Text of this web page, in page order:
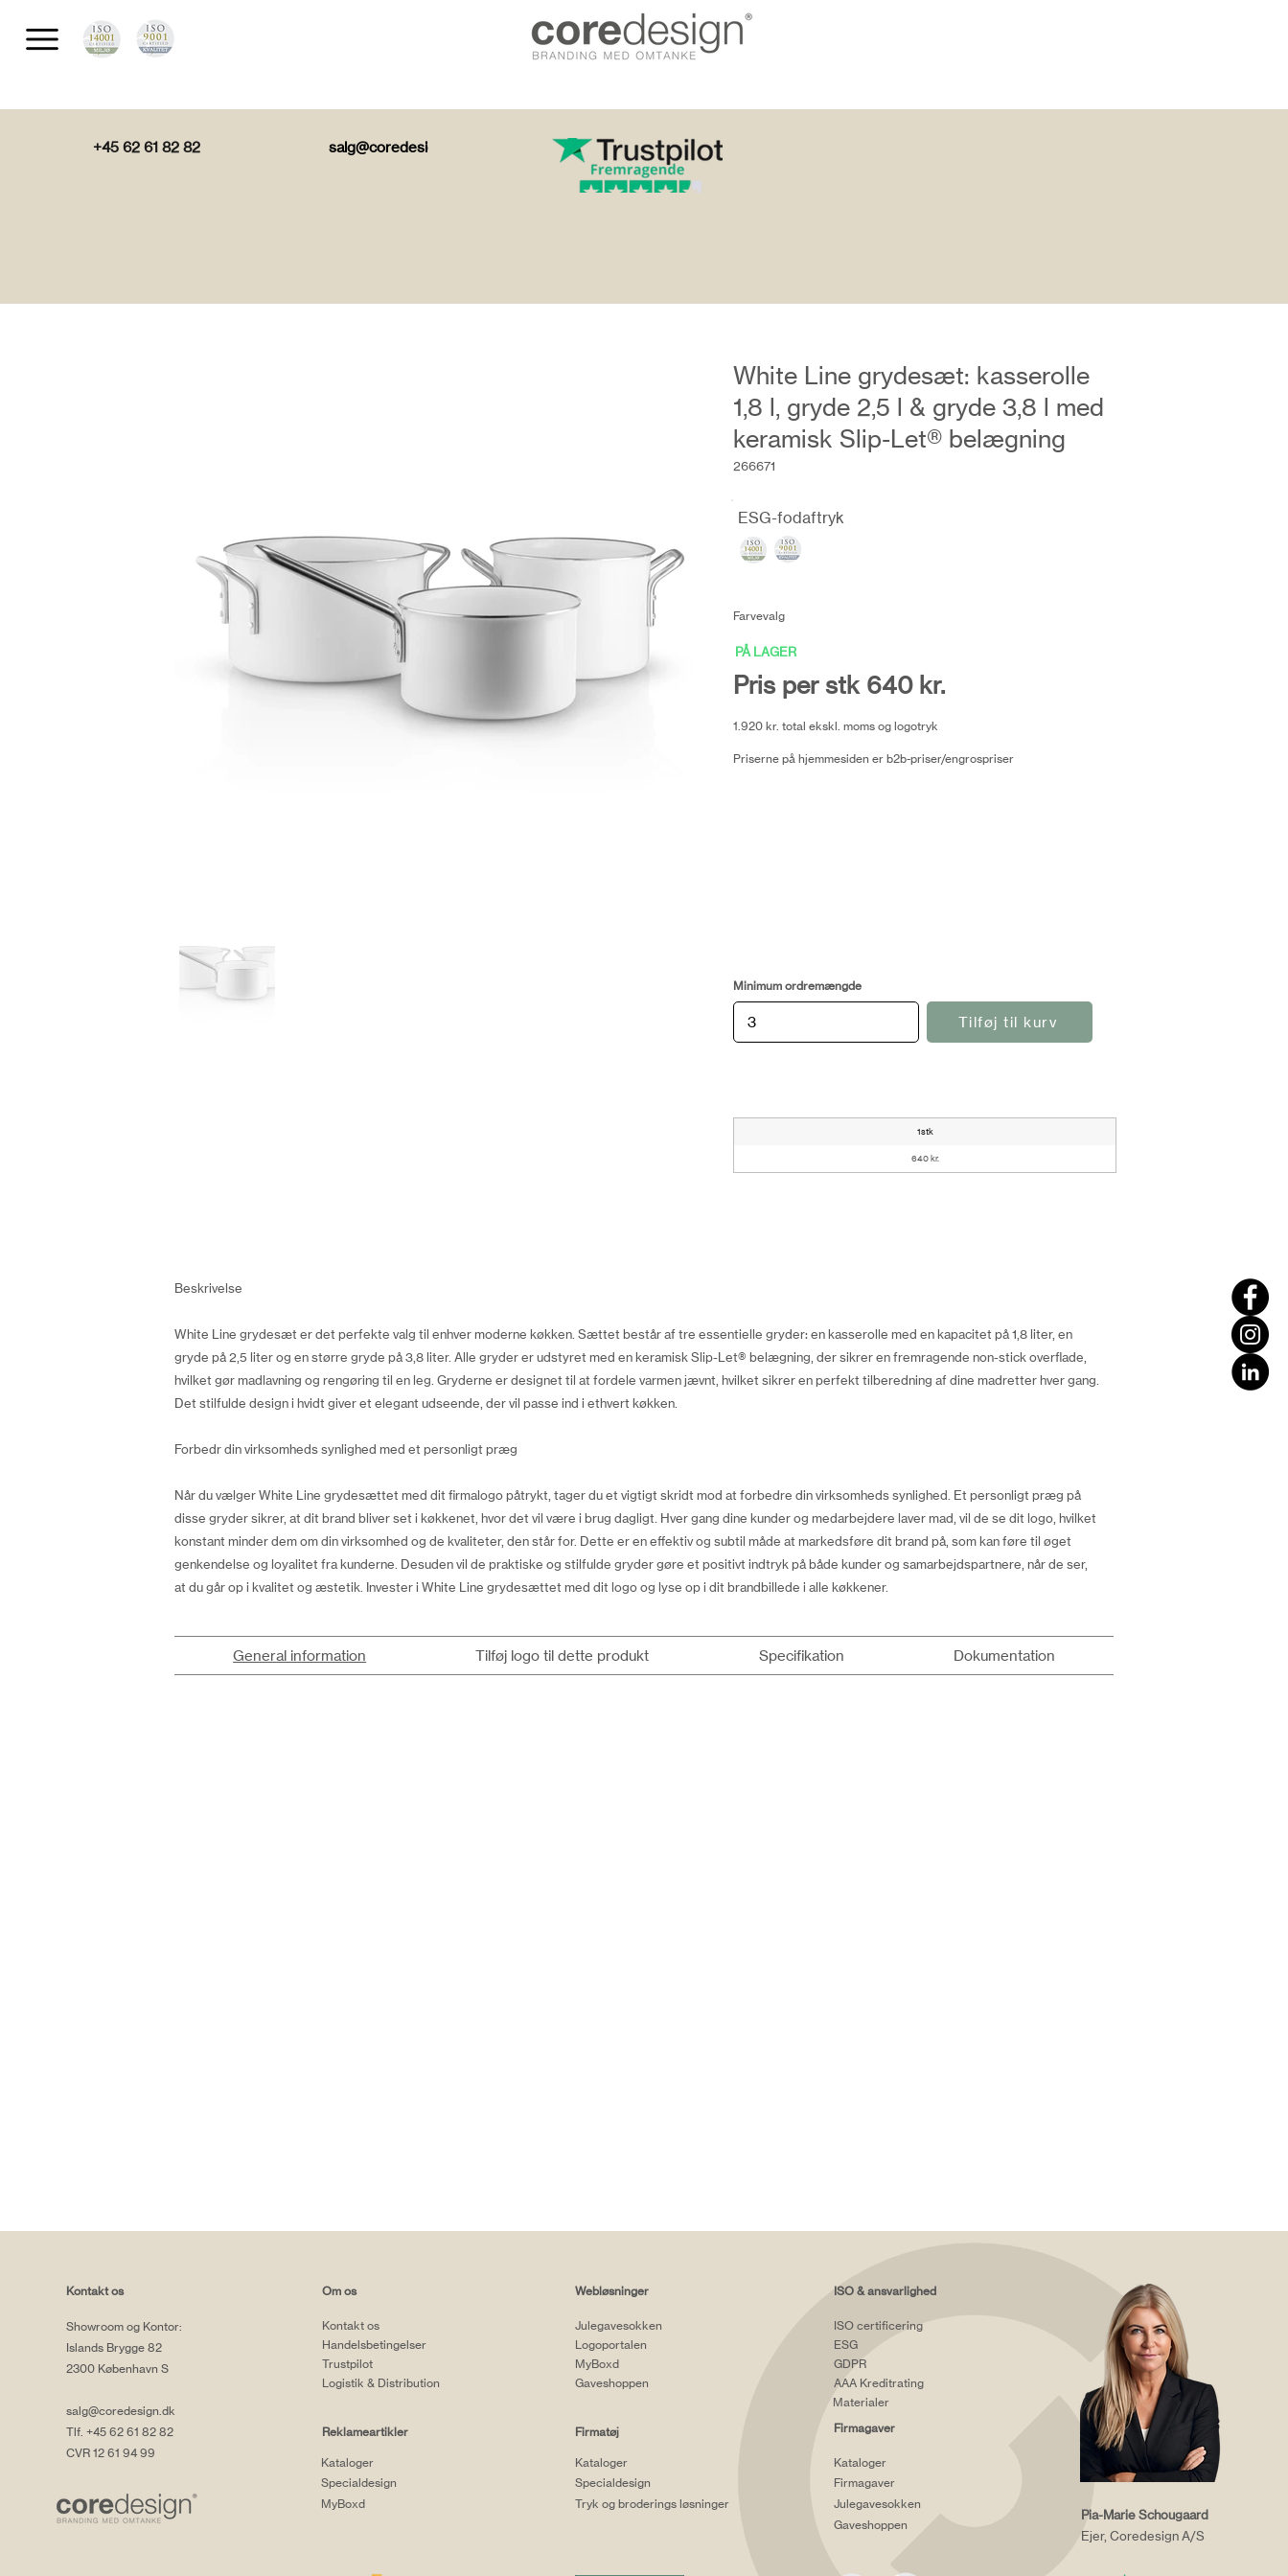
+45 62 61 82 82 salg@coredesign.dk
White Line grydesæt: kasserolle
1,8 l, gryde 2,5 l & gryde 3,8 l med
keramisk Slip-Let® belægning
266671
ESG-fodaftryk
Farvevalg
PÅ LAGER
Pris per stk 640 kr.
1.920 kr. total ekskl. moms og logotryk
Priserne på hjemmesiden er b2b-priser/engrospriser
Minimum ordremængde
Tilføj til kurv
1stk
640 kr.
Beskrivelse
White Line grydesæt er det perfekte valg til enhver moderne køkken. Sættet består af tre essentielle gryder: en kasserolle med en kapacitet på 1,8 liter, en
gryde på 2,5 liter og en større gryde på 3,8 liter. Alle gryder er udstyret med en keramisk Slip-Let® belægning, der sikrer en fremragende non-stick overflade,
hvilket gør madlavning og rengøring til en leg. Gryderne er designet til at fordele varmen jævnt, hvilket sikrer en perfekt tilberedning af dine madretter hver gang.
Det stilfulde design i hvidt giver et elegant udseende, der vil passe ind i ethvert køkken.
Forbedr din virksomheds synlighed med et personligt præg
Når du vælger White Line grydesættet med dit firmalogo påtrykt, tager du et vigtigt skridt mod at forbedre din virksomheds synlighed. Et personligt præg på
disse gryder sikrer, at dit brand bliver set i køkkenet, hvor det vil være i brug dagligt. Hver gang dine kunder og medarbejdere laver mad, vil de se dit logo, hvilket
konstant minder dem om din virksomhed og de kvaliteter, den står for. Dette er en effektiv og subtil måde at markedsføre dit brand på, som kan føre til øget
genkendelse og loyalitet fra kunderne. Desuden vil de praktiske og stilfulde gryder gøre et positivt indtryk på både kunder og samarbejdspartnere, når de ser,
at du går op i kvalitet og æstetik. Invester i White Line grydesættet med dit logo og lyse op i dit brandbillede i alle køkkener.
General information Tilføj logo til dette produkt Specifikation Dokumentation
Kontakt os
Showroom og Kontor:
Islands Brygge 82
2300 København S
salg@coredesign.dk
Tlf. +45 62 61 82 82
CVR 12 61 94 99
Om os
Kontakt os
Handelsbetingelser
Trustpilot
Logistik & Distribution
Reklameartikler
Kataloger
Specialdesign
MyBoxd
Webløsninger
Julegavesokken
Logoportalen
MyBoxd
Gaveshoppen
Firmatøj
Kataloger
Specialdesign
Tryk og broderings løsninger
ISO & ansvarlighed
ISO certificering
ESG
GDPR
AAA Kreditrating
Materialer
Firmagaver
Kataloger
Firmagaver
Julegavesokken
Gaveshoppen
Pia-Marie Schougaard
Ejer, Coredesign A/S